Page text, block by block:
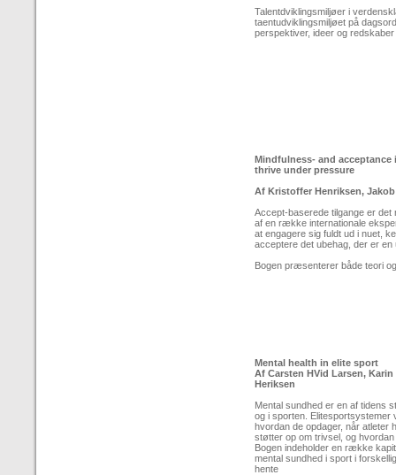
Talentdviklingsmiljøer i
taentudviklingsmiljøet på
perspektiver, ideer og
Mindfulness- and
thrive under pressure
Af Kristoffer Henriksen,
Accept-baserede tilgange er
af en række internationale
at engagere sig fuldt ud i nuet,
acceptere det ubehag, der er
Bogen præsenterer både teori
Mental health in elite sport
Af Carsten HVid Larsen,
Heriksen
Mental sundhed er en af tidens
og i sporten. Elitesportsystemer
hvordan de opdager, når
støtter op om trivsel, og
Bogen indeholder en række
mental sundhed i sport i
hente